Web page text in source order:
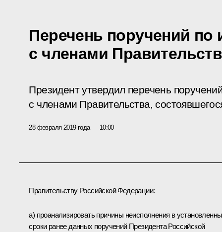
Перечень поручений по
с членами
Президент утвердил перечень
с членами Правительства,
28 февраля 2019 года 10:00
Правительству Российской Федерации:
а) проанализировать причины неисполнения в
сроки ранее данных поручений Президента Российской